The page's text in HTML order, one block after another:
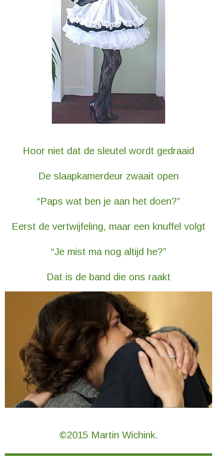
Hoor niet dat de sleutel wordt gedraaid
De slaapkamerdeur zwaait open
“Paps wat ben je aan het doen?”
Eerst de vertwijfeling, maar een knuffel volgt
“Je mist ma nog altijd he?”
Dat is de band die ons raakt
©2015 Martin Wichink.